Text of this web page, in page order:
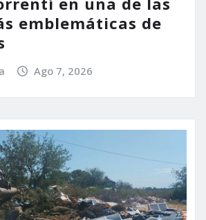
emblemáticas de
Ago 7, 2026